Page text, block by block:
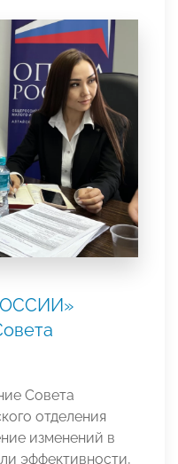
Совета
отделения
изменений в
эффективности,